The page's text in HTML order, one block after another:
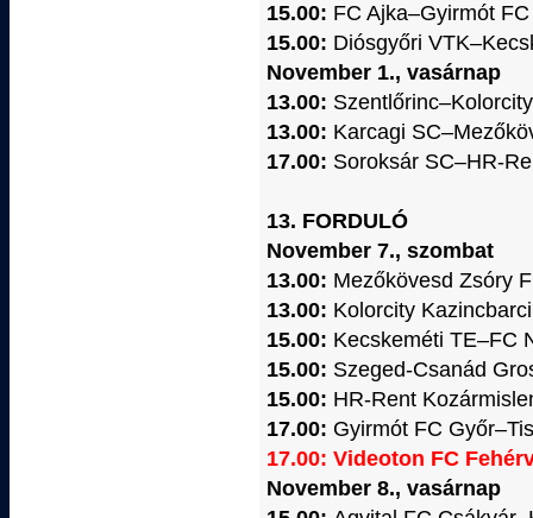
15.00: FC Ajka–Gyirmót
15.00: Diósgyőri
November 1., vasárnap
13.00:
13.00: Karcagi
17.00: Soroksár SC–HR-
13. FORDULÓ
November 7., szombat
13.00: Mezőkövesd Zsóry
13.00: Kolorcity
15.00: Kecskeméti TE–FC
15.00: Szeged-Csanád
15.00: HR-Rent
17.00: Gyirmót FC
17.00: Videoton FC
November 8., vasárnap